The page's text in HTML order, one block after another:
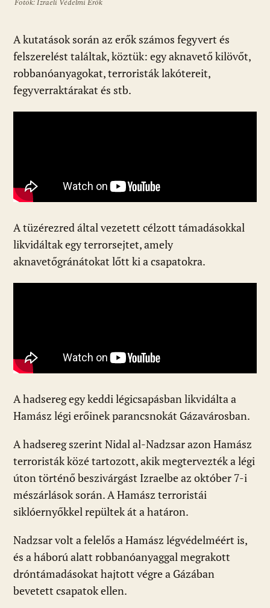
Fotók: Izraeli Védelmi Erők
A kutatások során az erők számos fegyvert és
felszerelést találtak, köztük: egy aknavető kilövőt,
robbanóanyagokat, terroristák lakótereit,
fegyverraktárakat és stb.
A tüzérezred által vezetett célzott támadásokkal
likvidáltak egy terrorsejtet, amely
aknavetőgránátokat lőtt ki a csapatokra.
A hadsereg egy keddi légicsapásban likvidálta a
Hamász légi erőinek parancsnokát Gázavárosban.
A hadsereg szerint Nidal al-Nadzsar azon Hamász
terroristák közé tartozott, akik megtervezték a légi
úton történő beszivárgást Izraelbe az október 7-i
mészárlások során. A Hamász terroristái
siklóernyőkkel repültek át a határon.
Nadzsar volt a felelős a Hamász légvédelméért is,
és a háború alatt robbanóanyaggal megrakott
dróntámadásokat hajtott végre a Gázában
bevetett csapatok ellen.